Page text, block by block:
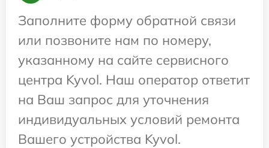
Заполните форму обратной связи
или позвоните нам по номеру,
указанному на сайте сервисного
центра Kyvol. Наш оператор ответит
на Ваш запрос для уточнения
индивидуальных условий ремонта
Вашего устройства Kyvol.